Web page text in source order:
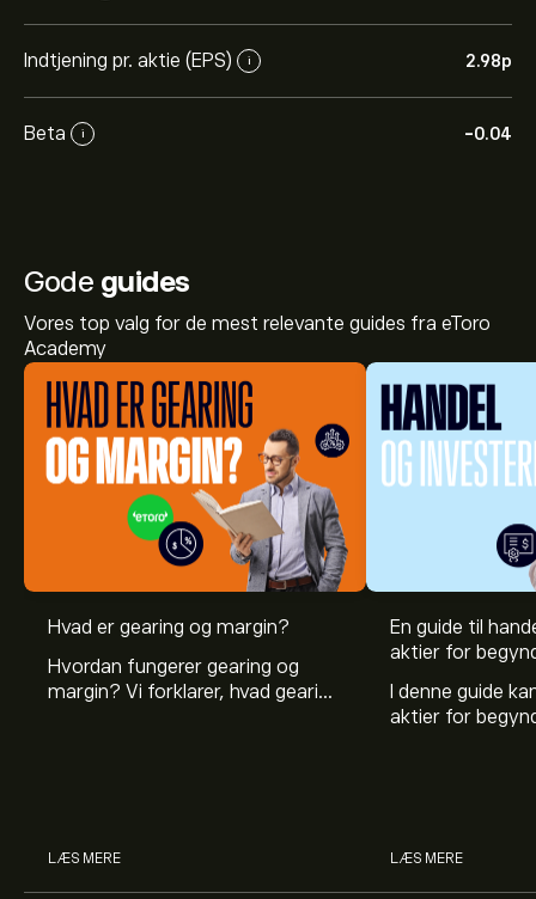
Indtjening pr. aktie (EPS) i 2.98‎p‎
Beta i -0.04
Gode guides
Vores top valg for de mest relevante guides fra eToro
Academy
Hvad er gearing og margin?
Hvordan fungerer gearing og
margin? Vi forklarer, hvad gearing
LÆS MERE
En guide til
aktier for
I denne guide
aktier for
LÆS MERE